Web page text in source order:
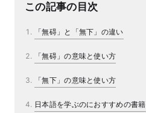
この記事の目次
「無碍」と「無下」の違い
「無碍」の意味と使い方
「無下」の意味と使い方
日本語を学ぶのにおすすめの書籍